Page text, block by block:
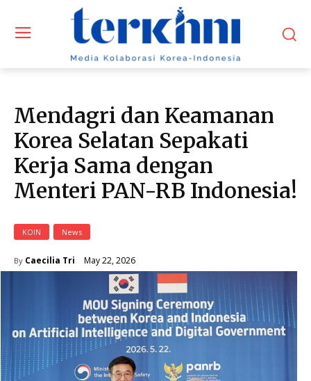
Mendagri dan Keamanan
Korea Selatan Sepakati
Kerja Sama dengan
Menteri PAN-RB Indonesia!
KOIN News
By Caecilia Tri May 22, 2026